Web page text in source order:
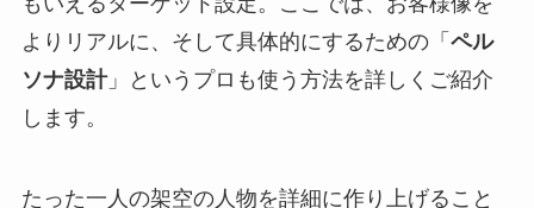
よりリアルに、そして具体的にするための「 ペル
ソナ設計」というプロも使う方法を詳しくご紹介
します。
たった一人の架空の人物を詳細に作り上げること